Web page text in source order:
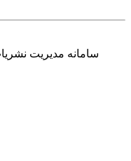
سامانه مدیریت